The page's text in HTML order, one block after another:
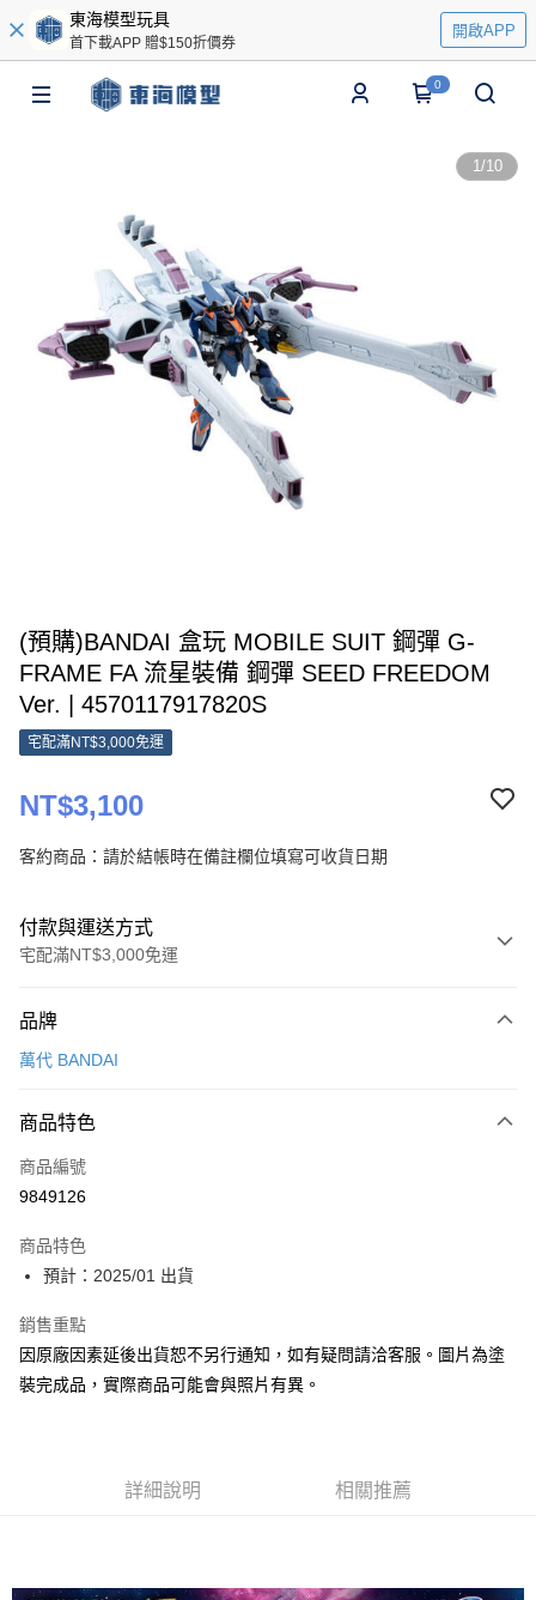
東海模型玩具
首下載APP 贈$150折價券
開啟APP
0
1/10
(預購)BANDAI 盒玩 MOBILE SUIT 鋼彈 G-
FRAME FA 流星裝備 鋼彈 SEED FREEDOM
Ver. | 4570117917820S
宅配滿NT$3,000免運
NT$3,100
客約商品：請於結帳時在備註欄位填寫可收貨日期
付款與運送方式
宅配滿NT$3,000免運
信用卡一次付款
Google Pay
全盈+PAY
相關說明
【大哥付你分期使用說明】
流程，驗證手機門號後，選擇欲分期的期數、繳款截止日，確認付款後即完
成交易。
3.實際核准額度、可分期數及費用金額請依後續交易確認頁面所載為準。
4.訂單成立30分鐘內，如未前往確認交易或遇審核未通過，訂單將自動取
1.分期款項不併入電信帳單，「大哥付你分期」於每月結算日後寄送繳費提
【注意事項】
ATM付款
運送方式
預購-宅配(舊)
每筆NT$160，滿NT$3,000(含以上)免運費
品牌
萬代 BANDAI
商品特色
商品編號
9849126
商品特色
預計：2025/01 出貨
銷售重點
因原廠因素延後出貨恕不另行通知，如有疑問請洽客服。圖片為塗
裝完成品，實際商品可能會與照片有異。
詳細說明 相關推薦